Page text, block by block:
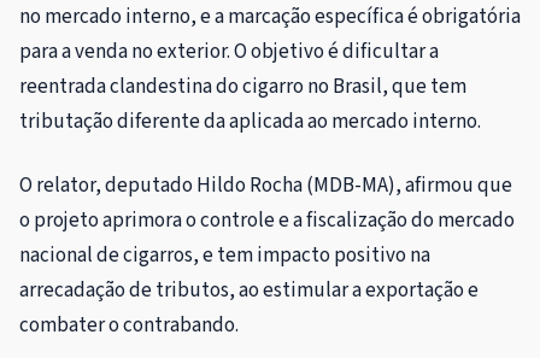
no mercado interno, e a marcação específica é obrigatória
para a venda no exterior. O objetivo é dificultar a
reentrada clandestina do cigarro no Brasil, que tem
tributação diferente da aplicada ao mercado interno.
O relator, deputado Hildo Rocha (MDB-MA), afirmou que
o projeto aprimora o controle e a fiscalização do mercado
nacional de cigarros, e tem impacto positivo na
arrecadação de tributos, ao estimular a exportação e
combater o contrabando.